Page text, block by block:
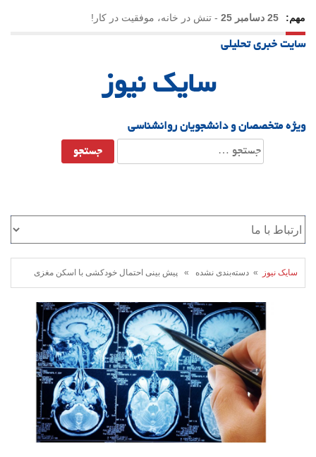
مهم: 25 دسامبر 25 - تنش در خانه، موفقیت در کار!
23 دسامبر 25
-یلدا؛ نماد تاب‌آوری اجتماعی در روزگار دشوار
سایت خبری تحلیلی
سایک نیوز
ویژه متخصصان و دانشجویان روانشناسی
جستجو
برای:
سایک نیوز » دسته‌بندی نشده » پیش بینی احتمال خودکشی با اسکن مغزی